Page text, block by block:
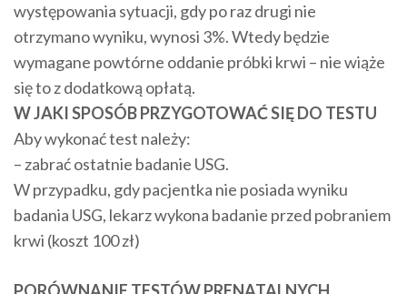
występowania sytuacji, gdy po raz drugi nie
otrzymano wyniku, wynosi 3%. Wtedy będzie
wymagane powtórne oddanie próbki krwi – nie wiąże
się to z dodatkową opłatą.
W JAKI SPOSÓB PRZYGOTOWAĆ SIĘ DO TESTU
Aby wykonać test należy:
– zabrać ostatnie badanie USG.
W przypadku, gdy pacjentka nie posiada wyniku
badania USG, lekarz wykona badanie przed pobraniem
krwi (koszt 100 zł)